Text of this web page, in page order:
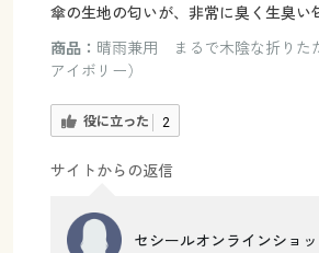
傘の生地の匂いが、非常に臭く生臭い
商品： 晴雨兼用 まるで木陰な折りた
アイボリー）
役に立った 2
サイトからの返信
セシールオンラインショ